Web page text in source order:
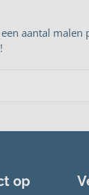
aantal malen
op